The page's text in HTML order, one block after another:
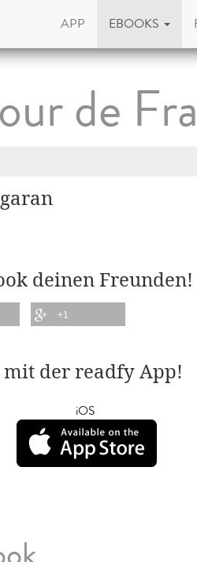
APP EBOOKS
de
deinen Freunden!
+1
mit der readfy App!
iOS